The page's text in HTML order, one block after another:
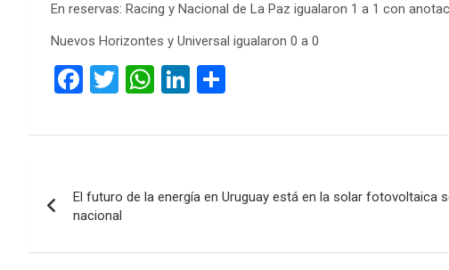
En reservas: Racing y Nacional de La Paz igualaron 1 a 1 con
Nuevos Horizontes y Universal igualaron 0 a 0
F
ce
o
o
k
T
tt
W
at
A
p
Li
ke
n
m
ar
de
entradas
El futuro de la energía en Uruguay está en la solar fotovoltaica
nacional